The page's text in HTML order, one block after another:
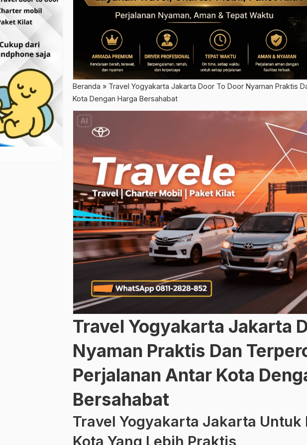
Beranda » Travel Yogyakarta Jakarta Door To Door Nyaman Praktis
Kota Dengan Harga Bersahabat
Travel Yogyakarta Jakarta
Nyaman Praktis Dan
Perjalanan Antar Kota
Bersahabat
Travel Yogyakarta Jakarta Untuk
Kota Yang Lebih Praktis